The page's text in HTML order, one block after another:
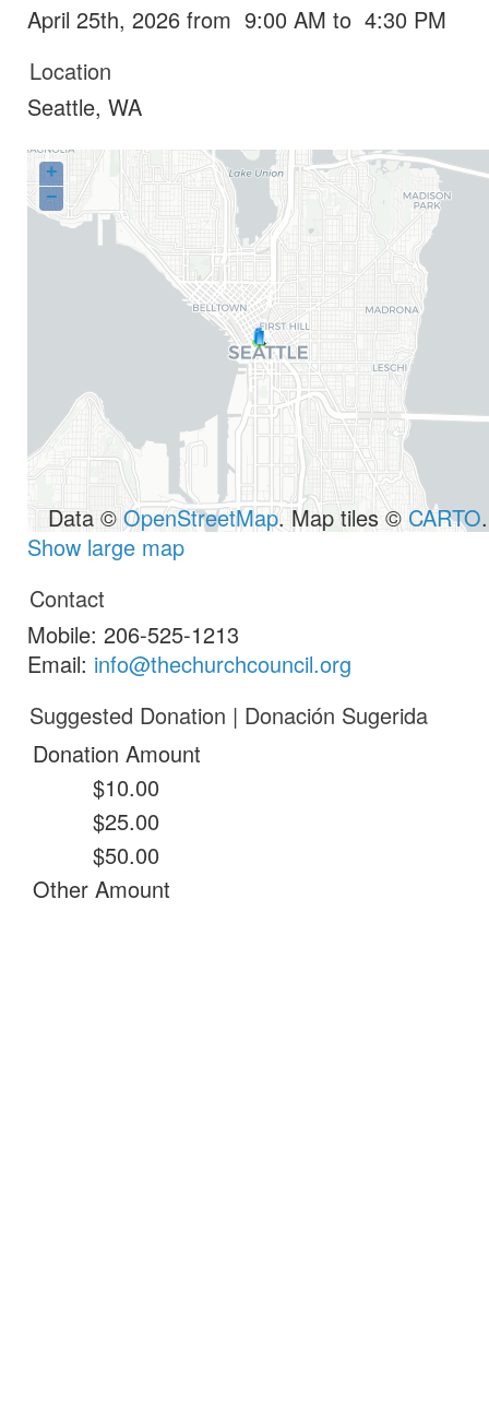
April 25th, 2026 from 9:00 AM to 4:30 PM
Location
Seattle, WA
+
−
Data © OpenStreetMap. Map tiles © CARTO.
Show large map
Contact
Mobile: 206-525-1213
Email: info@thechurchcouncil.org
Suggested Donation | Donación Sugerida
Donation Amount
$10.00
$25.00
$50.00
Other Amount